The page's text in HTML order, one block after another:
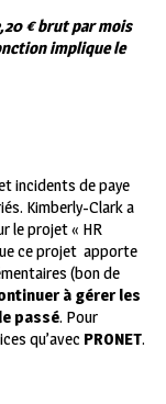
€ brut par mois
implique le
incidents de paye
Kimberly-Clark a
le projet « HR
ce projet apporte
(bon de
à gérer les
passé. Pour
qu’avec PRONET.